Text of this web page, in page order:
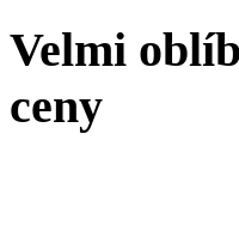
Velmi
ceny